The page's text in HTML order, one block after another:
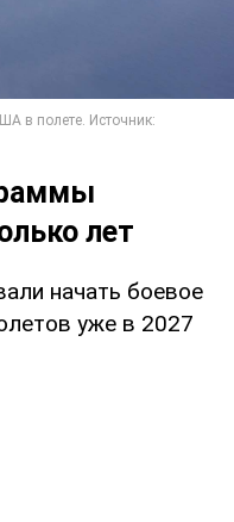
лет
начать боевое
уже в 2027